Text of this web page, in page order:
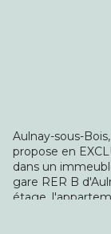
Aulnay-sous-
propose en
dans un
gare RER B
étage,